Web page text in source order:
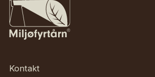
Kontakt